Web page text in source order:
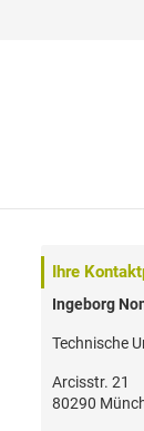
Ihre
Ingeborg
Technische
Arcisstr. 21
80290